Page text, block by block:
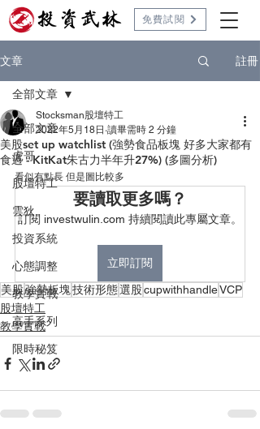
免費試閱
文章 註冊
全部文章
虎哥
股壇特工
雲狄
投資系統
心態調整
教學實戰
高手系列
限時秘笈
全部文章
美股set up watchlist (強勢食品板塊 好多大家都有
食過 - KitKat朱古力半年升27%) (多圖分析)
Stocksman股壇特工
2022年5月18日 讀畢需時 2 分鐘
看似有點長 但是圖比較多
要讀取更多嗎？
訂閱 investwulin.com 持續閱讀此專屬文章。
立即訂閱
美股強勢板塊技術形態選股cupwithhandleVCP
股壇特工
教學實戰